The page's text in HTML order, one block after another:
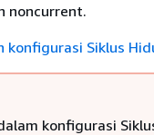
noncurrent.
konfigurasi Siklus
konfigurasi